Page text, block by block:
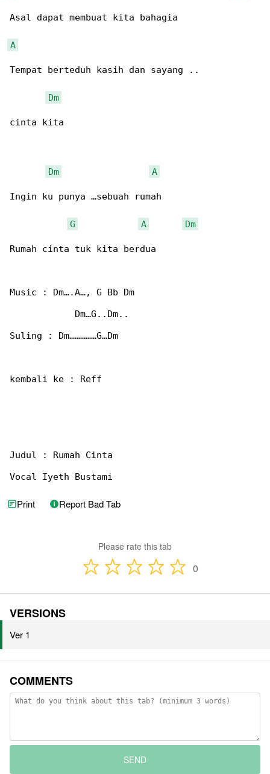
Asal dapat membuat kita bahagia
A
Tempat berteduh kasih dan sayang ..
Dm
cinta kita
Dm A
Ingin ku punya …sebuah rumah
G A Dm
Rumah cinta tuk kita berdua
Music : Dm….A…, G Bb Dm
            Dm…G..Dm..
Suling : Dm……………G…Dm
kembali ke : Reff
Judul : Rumah Cinta
Vocal Iyeth Bustami
Print Report Bad Tab
Please rate this tab
0
VERSIONS
Ver 1
COMMENTS
SEND